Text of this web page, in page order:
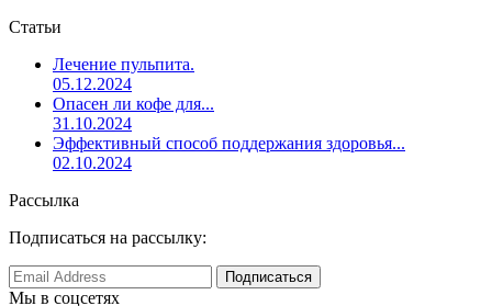
Статьи
Лечение пульпита.
05.12.2024
Опасен ли кофе для...
31.10.2024
Эффективный способ поддержания здоровья...
02.10.2024
Рассылка
Подписаться на рассылку:
Мы в соцсетях